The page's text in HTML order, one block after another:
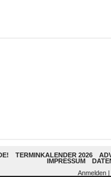
TERMINKALENDER 2026
IMPRESSUM
Anmelden